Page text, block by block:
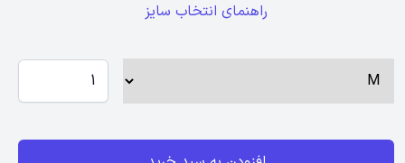
راهنمای انتخاب سایز